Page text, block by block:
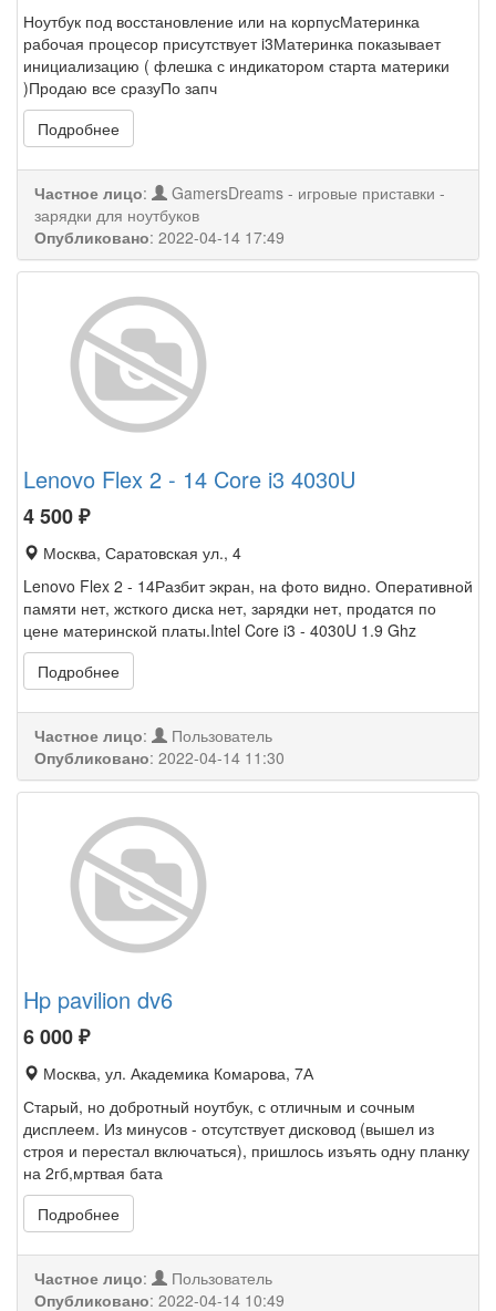
Ноутбук под восстановление или на корпусМатеринка
рабочая процесор присутствует i3Материнка показывает
инициализацию ( флешка с индикатором старта материки
)Продаю все сразуПо запч
Подробнее
Частное лицо:
GamersDreams - игровые приставки -
зарядки для ноутбуков
Опубликовано: 2022-04-14 17:49
Lenovo Flex 2 - 14 Core i3 4030U
4 500₽
Москва, Саратовская ул., 4
Lenovo Flex 2 - 14Разбит экран, на фото видно. Оперативной
памяти нет, жсткого диска нет, зарядки нет, продатся по
цене материнской платы.Intel Core i3 - 4030U 1.9 Ghz
Подробнее
Частное лицо:
Пользователь
Опубликовано: 2022-04-14 11:30
Hp pavilion dv6
6 000₽
Москва, ул. Академика Комарова, 7А
Старый, но добротный ноутбук, с отличным и сочным
дисплеем. Из минусов - отсутствует дисковод (вышел из
строя и перестал включаться), пришлось изъять одну планку
на 2гб,мртвая бата
Подробнее
Частное лицо:
Пользователь
Опубликовано: 2022-04-14 10:49